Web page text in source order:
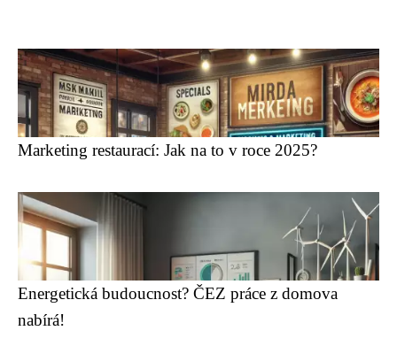
Marketing restaurací: Jak na to v roce 2025?
Energetická budoucnost? ČEZ práce z domova
nabírá!